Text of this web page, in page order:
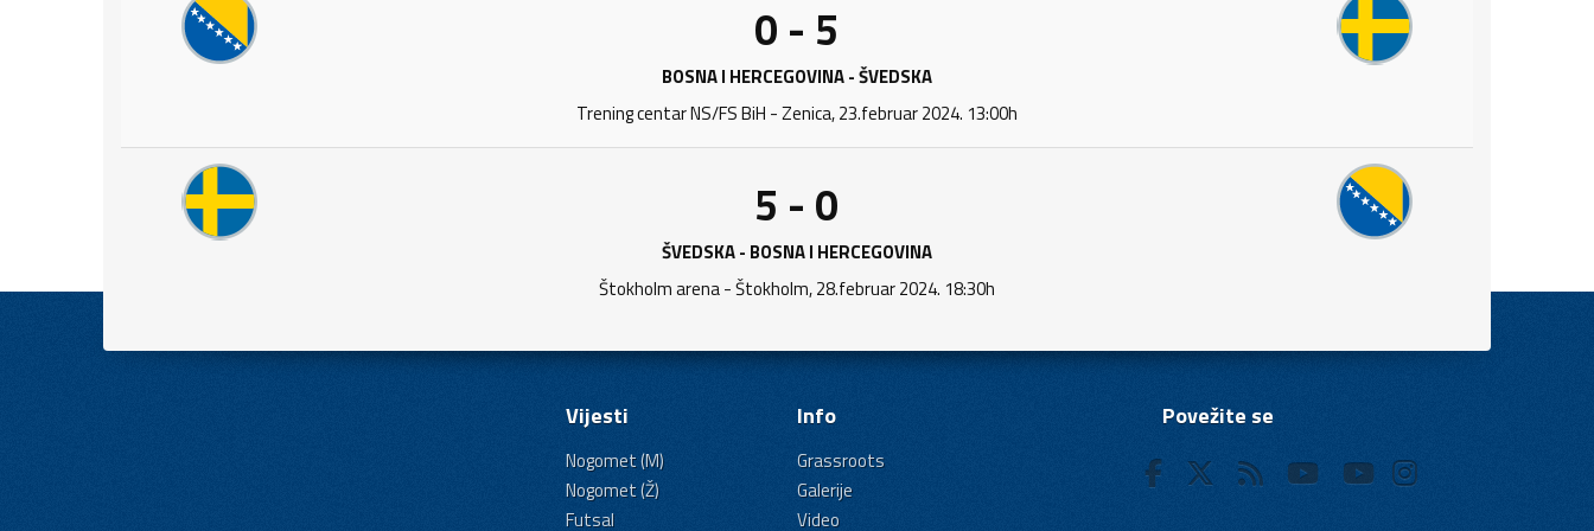
0 - 5
BOSNA I HERCEGOVINA - ŠVEDSKA
Trening centar NS/FS BiH - Zenica, 23.februar 2024. 13:00h
5 - 0
ŠVEDSKA - BOSNA I HERCEGOVINA
Štokholm arena - Štokholm, 28.februar 2024. 18:30h
Vijesti
Nogomet (M)
Nogomet (Ž)
Futsal
Info
Grassroots
Galerije
Video
Povežite se